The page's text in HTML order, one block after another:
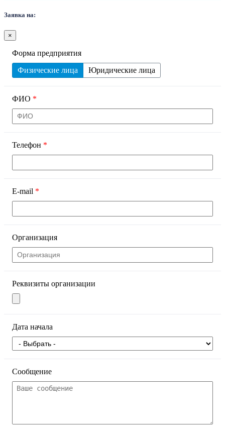
Заявка на:
×
Форма предприятия
Физические лица
Юридические лица
ФИО *
Телефон *
E-mail *
Организация
Реквизиты организации
Дата начала
Сообщение